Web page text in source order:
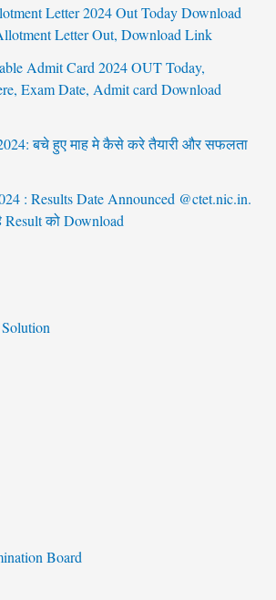
Letter 2024 Out Today Download
Letter Out, Download Link
Admit Card 2024 OUT Today,
Exam Date, Admit card Download
बचे हुए माह मे कैसे करे तैयारी और सफलता
: Results Date Announced @ctet.nic.in.
को Download
Board